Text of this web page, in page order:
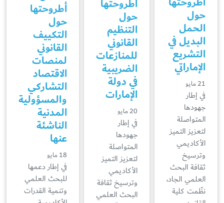
حول
الحمل
البديل في
التشريع
الإماراتي
21 مايو
في إطار
جهودها
المتواصلة
لتعزيز التميز
الأكاديمي
وترسيخ
ثقافة البحث
العلمي الجاد،
نظّمت كلية
أطروحتها
حول
التنظيم
القانوني
للمنازعات
الضريبية
في دولة
الإمارات
20 مايو
في إطار
جهودها
المتواصلة
لتعزيز التميز
الأكاديمي
وترسيخ ثقافة
البحث العلمي
أطروحتها
حول
التكييف
القانوني
لمنصات
الاقتصاد
التشاركي
والمسؤولية
المدنية
الناشئة
عنها
18 مايو
في إطار دعمها
للبحث العلمي
وتنمية القدرات